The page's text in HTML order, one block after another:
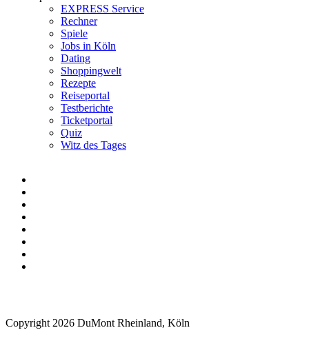
EXPRESS Service
Rechner
Spiele
Jobs in Köln
Dating
Shoppingwelt
Rezepte
Reiseportal
Testberichte
Ticketportal
Quiz
Witz des Tages
Copyright 2026 DuMont Rheinland, Köln